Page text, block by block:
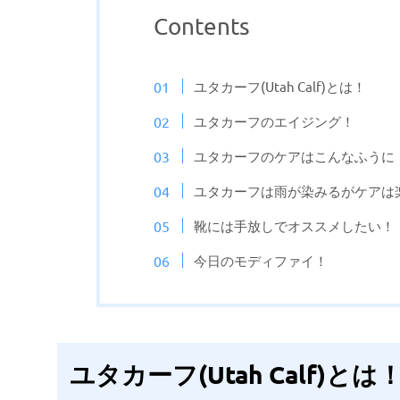
Contents
ユタカーフ(Utah Calf)とは！
ユタカーフのエイジング！
ユタカーフのケアはこんなふうに
ユタカーフは雨が染みるがケアは
靴には手放しでオススメしたい！
今日のモディファイ！
ユタカーフ(Utah Calf)とは！